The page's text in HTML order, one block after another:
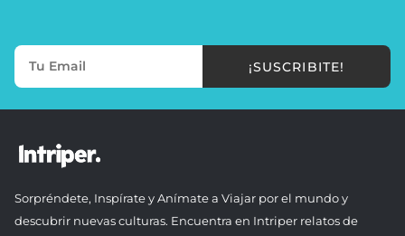
¡SUSCRIBITE!
Sorpréndete, Inspírate y Anímate a Viajar por el mundo y
descubrir nuevas culturas. Encuentra en Intriper relatos de